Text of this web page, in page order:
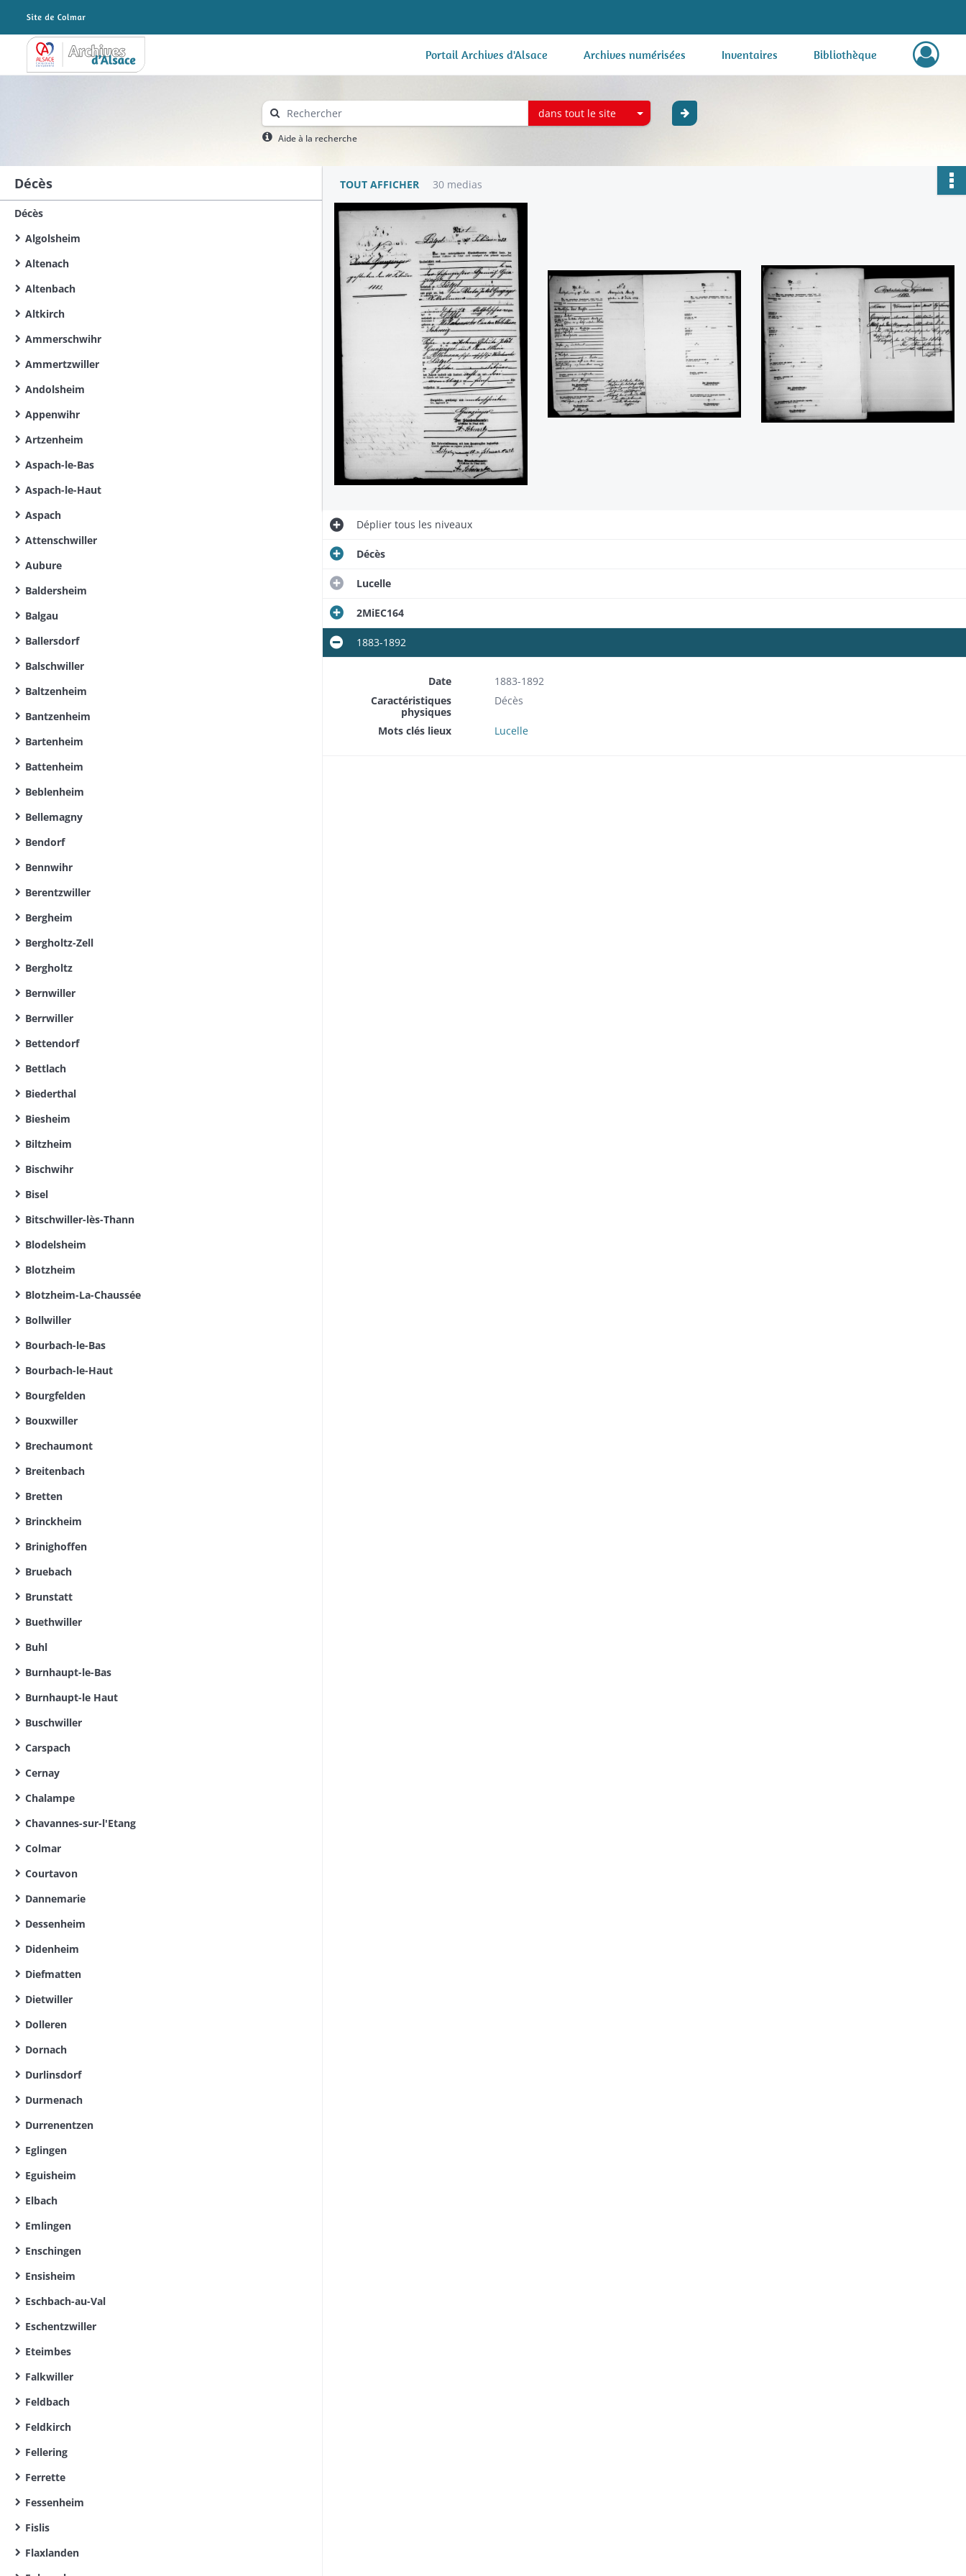
Archives Alsace - Colmar Portail Archives d'Alsace Archives numérisées Inventaires Bibliothèque
dans tout le site
Aide à la recherche
Décès
Décès
Algolsheim
Altenach
Altenbach
Altkirch
Ammerschwihr
Ammertzwiller
Andolsheim
Appenwihr
Artzenheim
Aspach-le-Bas
Aspach-le-Haut
Aspach
Attenschwiller
Aubure
Baldersheim
Balgau
Ballersdorf
Balschwiller
Baltzenheim
Bantzenheim
Bartenheim
Battenheim
Beblenheim
Bellemagny
Bendorf
Bennwihr
Berentzwiller
Bergheim
Bergholtz-Zell
Bergholtz
Bernwiller
Berrwiller
Bettendorf
Bettlach
Biederthal
Biesheim
Biltzheim
Bischwihr
Bisel
Bitschwiller-lès-Thann
Blodelsheim
Blotzheim
Blotzheim-La-Chaussée
Bollwiller
Bourbach-le-Bas
Bourbach-le-Haut
Bourgfelden
Bouxwiller
Brechaumont
Breitenbach
Bretten
Brinckheim
Brinighoffen
Bruebach
Brunstatt
Buethwiller
Buhl
Burnhaupt-le-Bas
Burnhaupt-le Haut
Buschwiller
Carspach
Cernay
Chalampe
Chavannes-sur-l'Etang
Colmar
Courtavon
Dannemarie
Dessenheim
Didenheim
Diefmatten
Dietwiller
Dolleren
Dornach
Durlinsdorf
Durmenach
Durrenentzen
Eglingen
Eguisheim
Elbach
Emlingen
Enschingen
Ensisheim
Eschbach-au-Val
Eschentzwiller
Eteimbes
Falkwiller
Feldbach
Feldkirch
Fellering
Ferrette
Fessenheim
Fislis
Flaxlanden
TOUT AFFICHER 30 medias
Dépliertous les niveaux
Décès
Lucelle
2MiEC164
1883-1892
Date
1883-1892
Caractéristiques
physiques
Décès
Mots clés lieux Lucelle